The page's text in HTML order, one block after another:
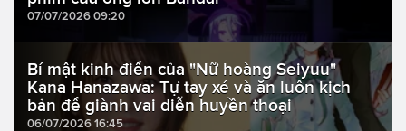
07/07/2026 09:20
Bí mật kinh điển của "Nữ hoàng Seiyuu"
Kana Hanazawa: Tự tay xé và ăn luôn kịch
bản để giành vai diễn huyền thoại
06/07/2026 16:45